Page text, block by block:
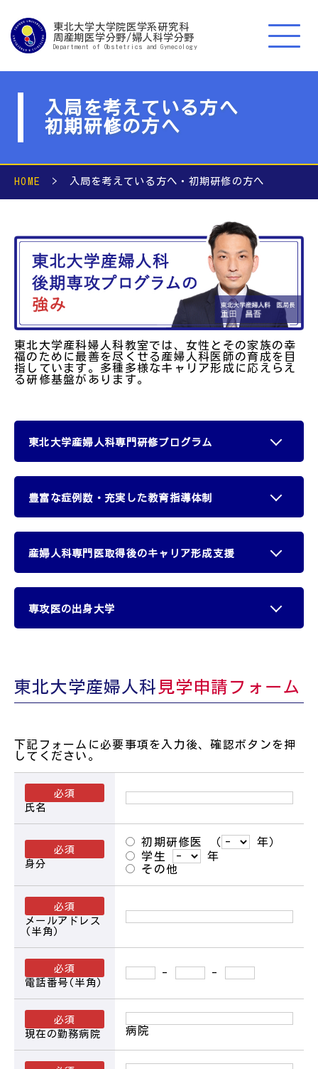
東北大学大学院医学系研究科
周産期医学分野/婦人科学分野
Department of Obstetrics and Gynecology
入局を考えている方へ
初期研修の方へ
HOME > 入局を考えている方へ・初期研修の方へ
東北大学産科婦人科教室では、女性とその家族の幸
福のために最善を尽くせる産婦人科医師の育成を目
指しています。多種多様なキャリア形成に応えらえ
る研修基盤があります。
東北大学産婦人科専門研修プログラム
産婦人科専攻医必修 2026年度
研修マニュアル
東北大学産婦人科専門研修プログラムでは、豊富
むことができ、基礎力と応用力、即戦力と将来性
のキャリアアップにもスムーズに移行することが
北大学病院で1年間研修し、その他の期間は宮城
県内外の教育関連病院で研修を行います。早めの
たとえ充実した研修を送る中でも、ワークライフ
バランスに配慮した業務体制も目指しています。
時間外労働ゼロ目標、公休（年休やリフレッシュ
休暇）の積極的利用、男性の育休利用、女性のキ
ャリア支援など。
豊富な症例数・充実した教育指導体制
数などの臨床経験の要件を満たす必要があります
が、当プログラムでは、これまでの実績から約1
年から1年半でクリアすることができています。
産婦人科指導医：71名
生殖医療専門医：10名
内視鏡技術認定医（腹腔鏡）：26名
研修が可能な病院
東北大学病院
産婦人科専門医取得後のキャリア形成支援
病院および教育関連病院で臨床に従事し
ます。学位取得後は、教員として研究の
指導や高度な臨床技術の習得が可能にな
サブスペシャリティ習得
サブスペシャリティに応じて、東北大学
病院および教育関連病院での臨床研修を
計画し、高度な専門臨床技能の習得や各
種資格の取得を目指すことができます。
専攻医の出身大学
東北大学産婦人科 見学申請フォーム
下記フォームに必要事項を入力後、確認ボタンを押
してください。
氏名
身分
初期研修医 （
年）
学生
年
その他
メールアドレス
(半角)
電話番号(半角)
- -
現在の勤務病院 病院